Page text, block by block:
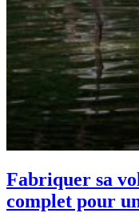
Fabriquer sa
complet pour